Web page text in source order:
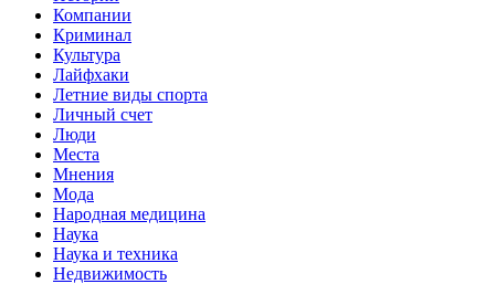
Компании
Криминал
Культура
Лайфхаки
Летние виды спорта
Личный счет
Люди
Места
Мнения
Мода
Народная медицина
Наука
Наука и техника
Недвижимость